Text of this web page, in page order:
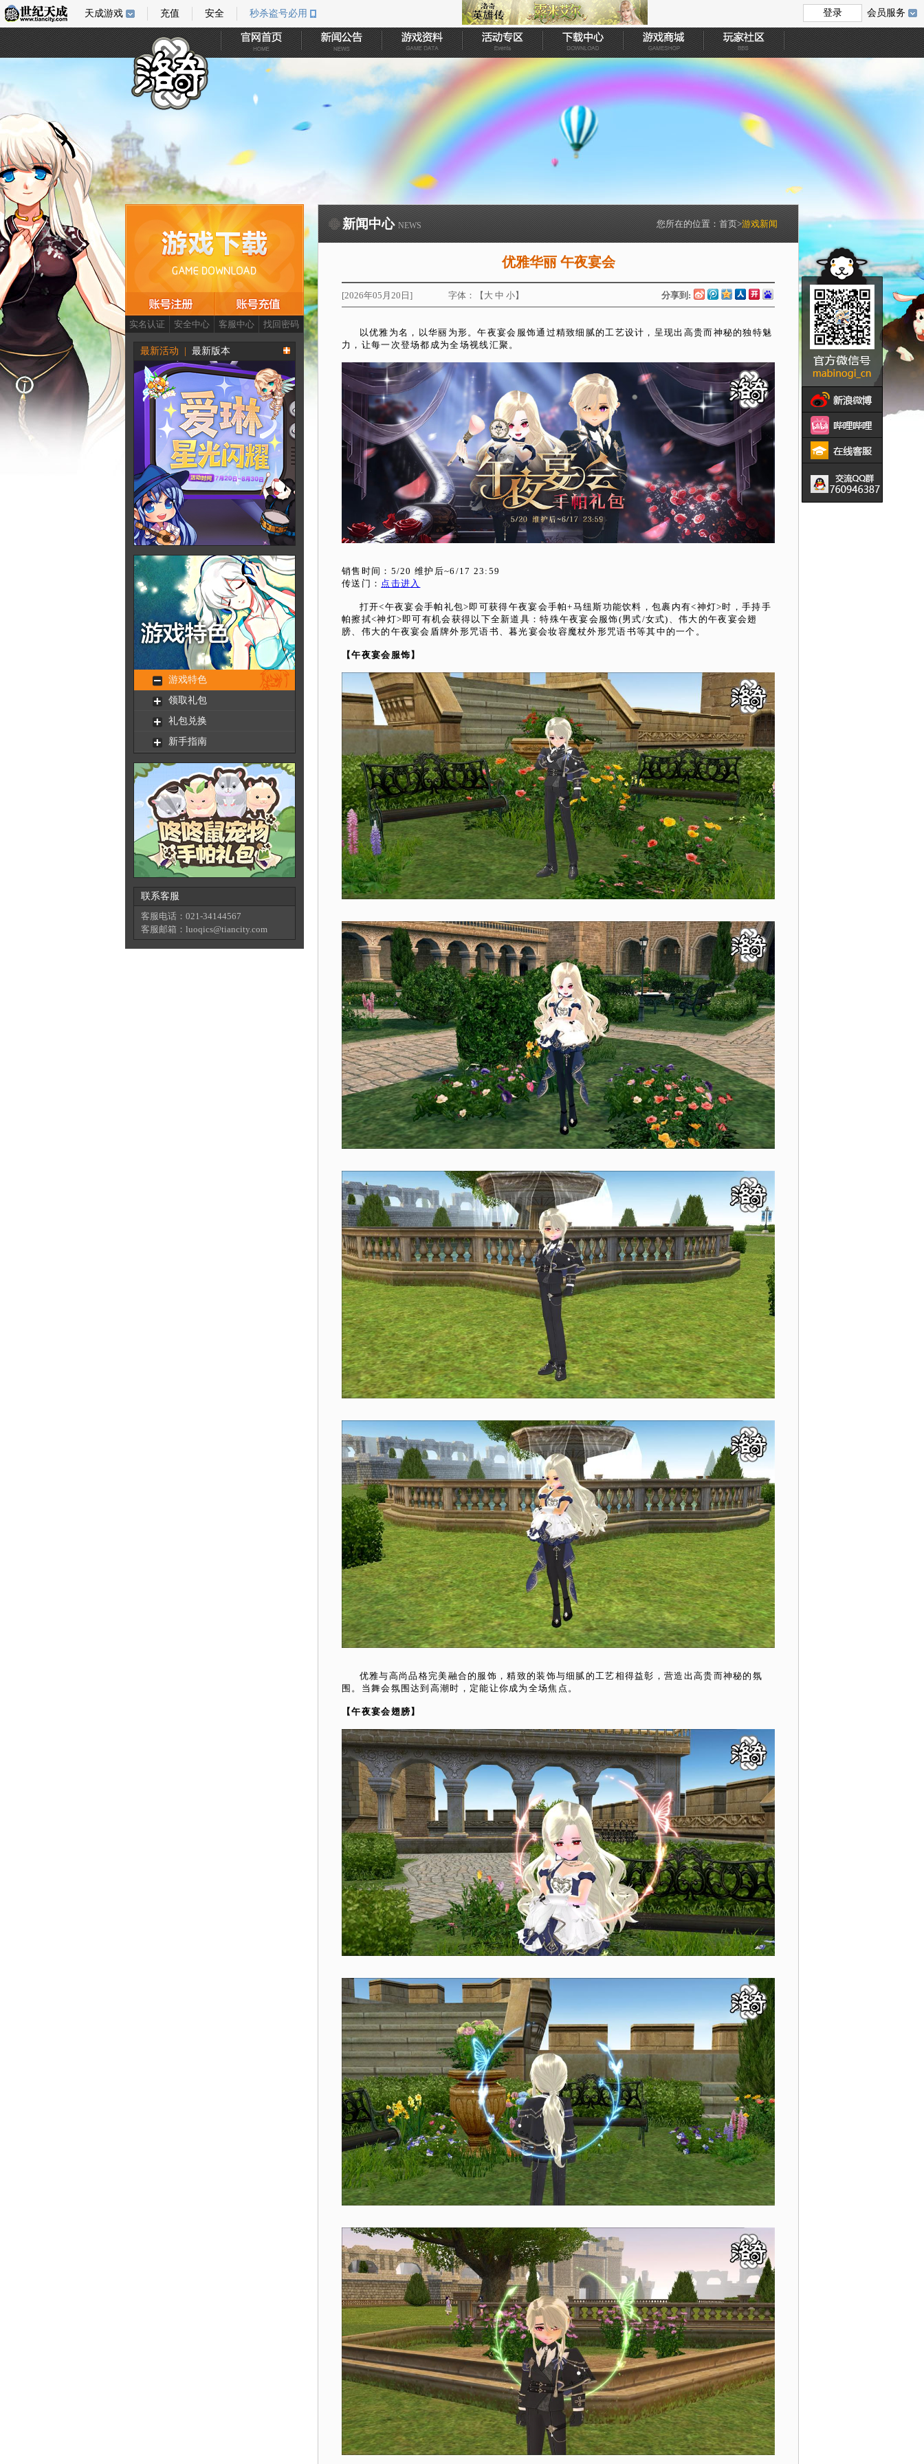
新闻中心 NEWS 您所在的位置： 首页>游戏新闻
优雅华丽 午夜宴会
[2026年05月20日] 字体：【 大 中 小】 分享到:
以优雅为名，以华丽为形。午夜宴会服饰通过精致细腻的工艺设计，呈现出高贵而神秘的独特魅
力，让每一次登场都成为全场视线汇聚。
销售时间：5/20 维护后~6/17 23:59
传送门： 点击进入
打开<午夜宴会手帕礼包>即可获得午夜宴会手帕+马纽斯功能饮料，包裹内有<神灯>时，手持手
帕擦拭<神灯>即可有机会获得以下全新道具：特殊午夜宴会服饰(男式/女式)、伟大的午夜宴会翅
膀、伟大的午夜宴会盾牌外形咒语书、暮光宴会妆容魔杖外形咒语书等其中的一个。
【午夜宴会服饰】
优雅与高尚品格完美融合的服饰，精致的装饰与细腻的工艺相得益彰，营造出高贵而神秘的氛
围。当舞会氛围达到高潮时，定能让你成为全场焦点。
【午夜宴会翅膀】
会员服务
天成游戏 充值 安全 秒杀盗号必用